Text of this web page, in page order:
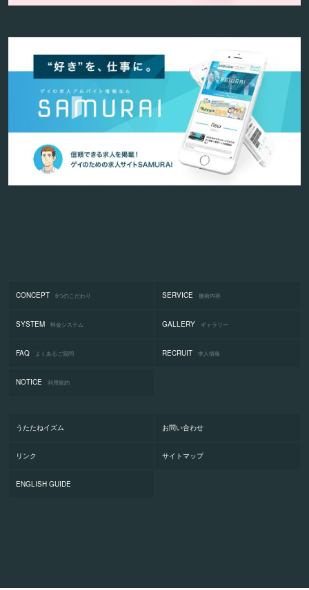
CONCEPT 5つのこだわり SERVICE 施術内容
SYSTEM 料金システム GALLERY ギャラリー
FAQ よくあるご質問 RECRUIT 求人情報
NOTICE 利用規約
うたたねイズム お問い合わせ
リンク サイトマップ
ENGLISH GUIDE